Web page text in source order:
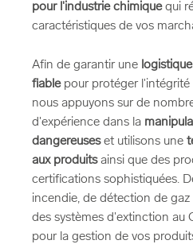
pour l'industrie chimiquequi
caractéristiques de vos
Afin de garantir une
fiablepour protéger l'intégrité
nous appuyons sur de
d'expérience dans la
dangereuseset utilisons une
aux produitsainsi que des
certifications sophistiquées.
incendie, de détection de
des systèmes d'extinction au
pour la gestion de vos